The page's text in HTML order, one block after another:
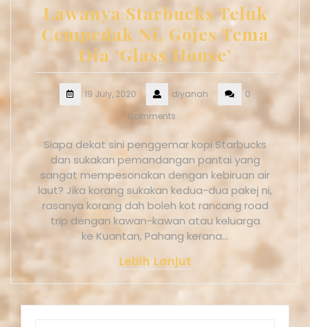
Lawanya Starbucks Teluk
Cempedak Ni, Gojes Tema
Dia ‘Glass House’
19 July, 2020 diyanah
0
Comments
Siapa dekat sini penggemar kopi Starbucks
dan sukakan pemandangan pantai yang
sangat mempesonakan dengan kebiruan air
laut? Jika korang sukakan kedua-dua pakej ni,
rasanya korang dah boleh kot rancang road
trip dengan kawan-kawan atau keluarga
ke Kuantan, Pahang kerana…
Lebih Lanjut